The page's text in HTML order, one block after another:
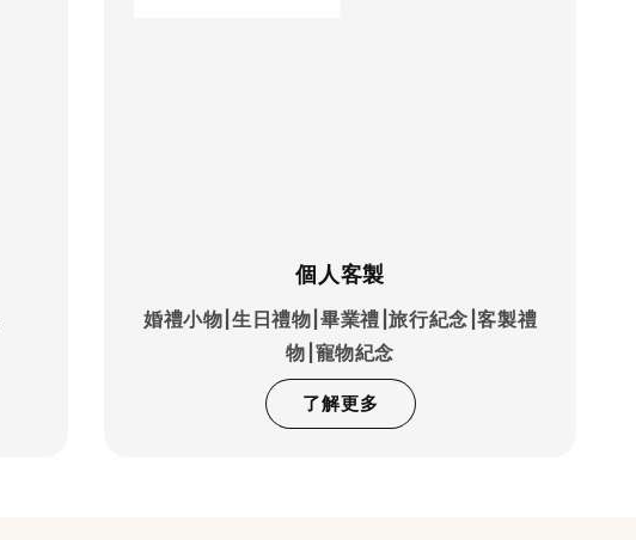
個人客製
婚禮小物|生日禮物|畢業禮|旅行紀念|客製禮
物|寵物紀念
了解更多